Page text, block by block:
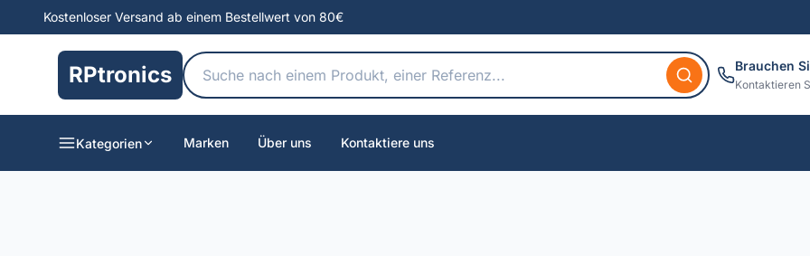
Kostenloser Versand ab einem Bestellwert von 80€
RPtronics Brauchen
Kontaktieren
Kategorien Marken Über uns Kontaktiere uns